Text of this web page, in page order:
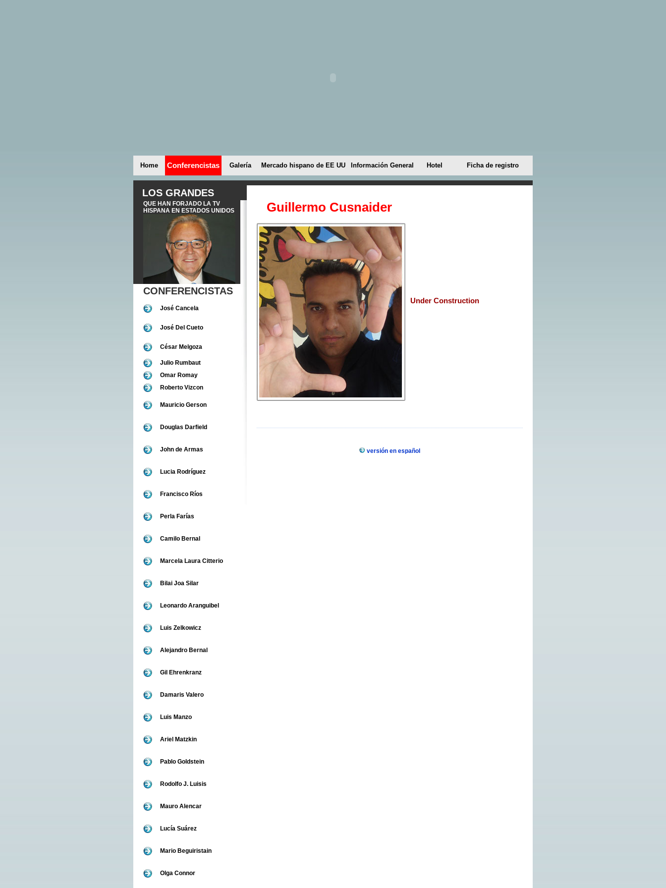
Home Conferencistas Galería Mercado hispano de EE UU Información General Hotel Ficha de registro
LOS GRANDES
QUE HAN FORJADO LA TV
HISPANA EN ESTADOS UNIDOS
CONFERENCISTAS
José Cancela
José Del Cueto
César Melgoza
Julio Rumbaut
Omar Romay
Roberto Vizcon
Mauricio Gerson
Douglas Darfield
John de Armas
Lucia Rodríguez
Francisco Ríos
Perla Farías
Camilo Bernal
Marcela Laura Citterio
Bilai Joa Silar
Leonardo Aranguibel
Luis Zelkowicz
Alejandro Bernal
Gil Ehrenkranz
Damaris Valero
Luis Manzo
Ariel Matzkin
Pablo Goldstein
Rodolfo J. Luisis
Mauro Alencar
Lucía Suárez
Mario Beguiristain
Olga Connor
Guillermo Cusnaider
Under Construction
versión en español